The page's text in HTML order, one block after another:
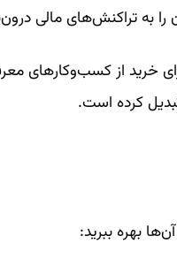
را به تراکنش‌های مالی
خرید از
کرده است.
بهره ببرید: